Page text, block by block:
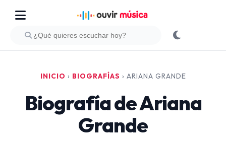
INICIO › BIOGRAFÍAS › ARIANA GRANDE
Biografía de Ariana
Grande